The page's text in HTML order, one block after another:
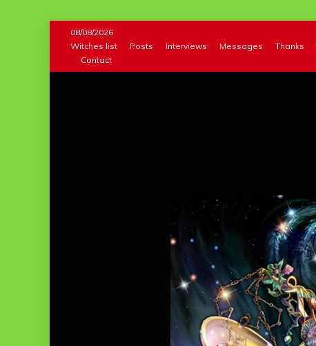
content
08/08/2026
Witches list
Posts Interviews Messages Thanks
Contact